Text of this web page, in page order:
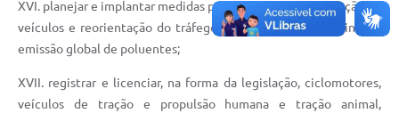
XVI. planejar e implantar medidas para a redução da circulação de
veículos e reorientação do tráfego, com objetivo de diminuir a
emissão global de poluentes;
XVII. registrar e licenciar, na forma da legislação, ciclomotores,
veículos de tração e propulsão humana e tração animal,